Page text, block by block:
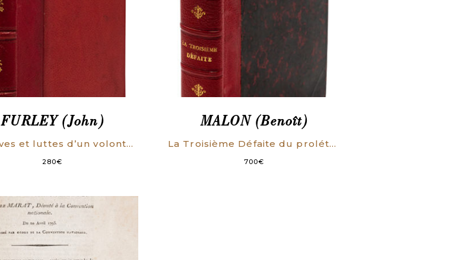
FURLEY (John)
Epreuves et luttes d’un volontaire neutre. Traduit de l’anglais par Mme E. de Villers.
280€
MALON (Benoît)
La Troisième Défaite du prolétariat français.
700€